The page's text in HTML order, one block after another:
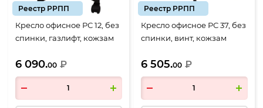
Реестр РРПП
Кресло офисное РС 12, без
спинки, газлифт, кожзам
металл/черный/ролики
(РС01.00.12)
6 090.00 ₽
Реестр РРПП
Кресло офисное РС 37, без
спинки, винт, кожзам
металл/черный/стопки
(РС01.00.37)
6 505.00 ₽